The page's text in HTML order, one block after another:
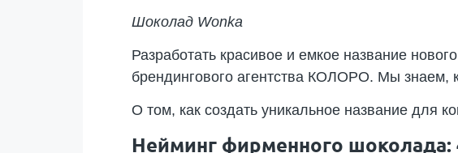
Шоколад Wonka
Разработать красивое и емкое название
брендингового агентства КОЛОРО. Мы знаем,
О том, как создать уникальное название для
Нейминг фирменного